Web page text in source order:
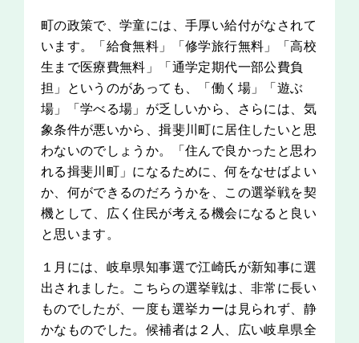
町の政策で、学童には、手厚い給付がなされて
います。「給食無料」「修学旅行無料」「高校
生まで医療費無料」「通学定期代一部公費負
担」というのがあっても、「働く場」「遊ぶ
場」「学べる場」が乏しいから、さらには、気
象条件が悪いから、揖斐川町に居住したいと思
わないのでしょうか。「住んで良かったと思わ
れる揖斐川町」になるために、何をなせばよい
か、何ができるのだろうかを、この選挙戦を契
機として、広く住民が考える機会になると良い
と思います。
１月には、岐阜県知事選で江崎氏が新知事に選
出されました。こちらの選挙戦は、非常に長い
ものでしたが、一度も選挙カーは見られず、静
かなものでした。候補者は２人、広い岐阜県全